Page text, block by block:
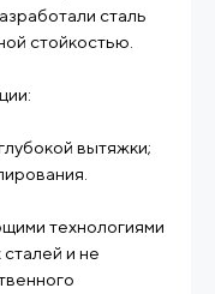
сталь
стойкостью.
вытяжки;
технологиями
и не